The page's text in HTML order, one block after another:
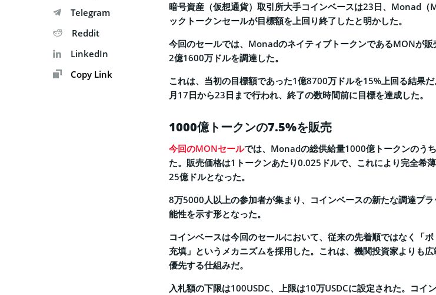
Telegram
Reddit
LinkedIn
Copy Link
暗号資産（仮想通貨）取引所大手コインベースは23日、Monad（
ックトークンセールが目標額を上回り終了したと明かした。
今回のセールでは、MonadのネイティブトークンであるMONが販
2億1600万ドルを調達した。
これは、当初の目標額であった1億8700万ドルを15%上回る結果
月17日から23日まで行われ、終了の数時間前に目標を達成した。
1000億トークンの7.5%を販売
今回のMONセールでは、Monadの総供給量1000億トークンのう
た。販売価格は1トークンあたり0.025ドルで、これにより完全希
25億ドルとなった。
8万5000人以上の参加者が集まり、コインベースの新たな調達プ
能性を示す形となった。
コインベースは今回のセールにおいて、従来の先着順ではなく「
充填」というメカニズムを採用した。これは、機関投資家よりも
優先する仕組みだ。
入札額の下限は100USDC、上限は10万USDCに設定された。コイ